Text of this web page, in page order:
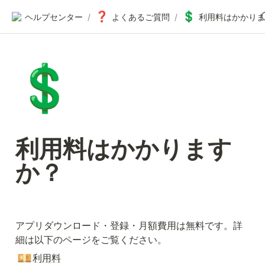
ヘルプセンター / ❓ よくあるご質問 / 💲 利用料はかかり
💲
利用料はかかります
か？
アプリダウンロード・登録・月額費用は無料です。詳
細は以下のページをご覧ください。
💴利用料